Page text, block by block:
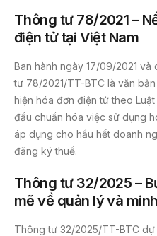
Thông tư 78/2021 –
điện tửtại Việt Nam
Ban hành ngày 17/09/2021
tư 78/2021/TT-BTC là văn
hiện hóa đơn điện tử theo
đầu chuẩn hóa việc sử dụng
áp dụng cho hầu hết doanh
đăng ký thuế.
Thông tư 32/2025 –
mẽ về quản lý và
Thông tư 32/2025/TT-BTC